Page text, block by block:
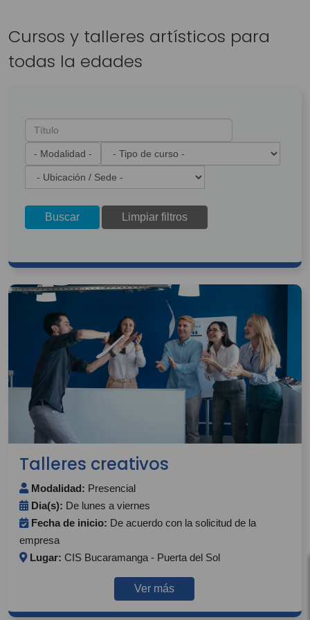
Cursos y talleres artísticos para
todas la edades
Buscar Limpiar filtros
Talleres creativos
Modalidad: Presencial
Dia(s): De lunes a viernes
Fecha de inicio: De acuerdo con la solicitud de la
empresa
Lugar: CIS Bucaramanga - Puerta del Sol
Ver más